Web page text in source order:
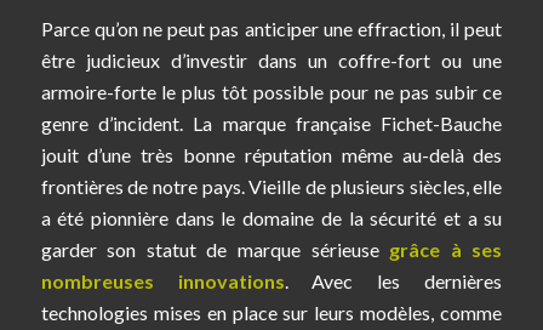
Parce qu’on ne peut pas anticiper une effraction, il peut
être judicieux d’investir dans un coffre-fort ou une
armoire-forte le plus tôt possible pour ne pas subir ce
genre d’incident. La marque française Fichet-Bauche
jouit d’une très bonne réputation même au-delà des
frontières de notre pays. Vieille de plusieurs siècles, elle
a été pionnière dans le domaine de la sécurité et a su
garder son statut de marque sérieuse grâce à ses
nombreuses innovations. Avec les dernières
technologies mises en place sur leurs modèles, comme